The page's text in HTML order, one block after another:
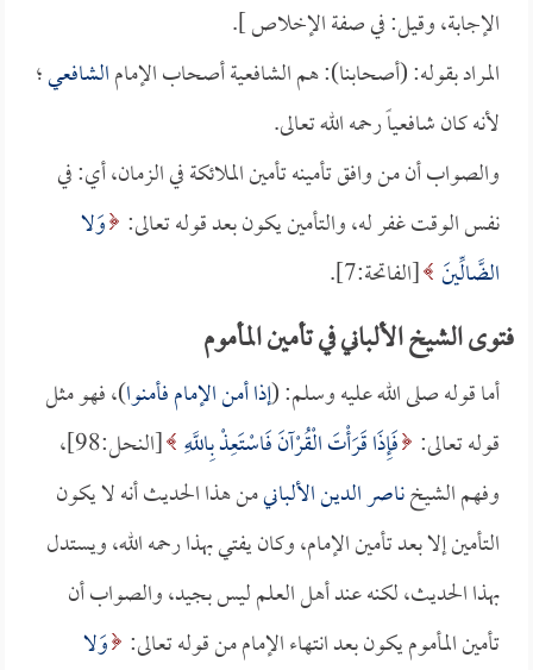
الإجابة، وقيل: في صفة الإخلاص ].
المراد بقوله: (أصحابنا): هم الشافعية أصحاب الإمامالشافعي؛
لأنه كان شافعياً رحمه الله تعالى.
والصواب أن من وافق تأمينه تأمين الملائكة في الزمان، أي: في
نفس الوقت غفر له، والتأمين يكون بعد قوله تعالى: وَلا
الضَّالِّينَ [الفاتحة:7].
فتوى الشيخ الألباني في تأمين المأموم
أما قوله صلى الله عليه وسلم: (إذا أمن الإمام فأمنوا)، فهو مثل
قوله تعالى: فَإِذَا قَرَأْتَ الْقُرْآنَ فَاسْتَعِذْ بِاللَّهِ
[النحل:98]،
وفهم الشيخناصر الدين الألبانيمن هذا الحديث أنه لا يكون
التأمين إلا بعد تأمين الإمام، وكان يفتي بهذا رحمه الله، ويستدل
بهذا الحديث، لكنه عند أهل العلم ليس بجيد، والصواب أن
تأمين المأموم يكون بعد انتهاء الإمام من قوله تعالى: وَلا